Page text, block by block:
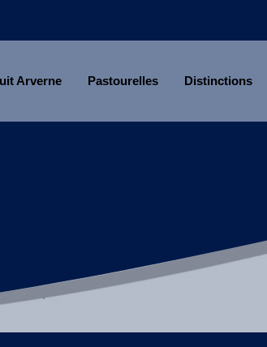
Arverne Pastourelles Distinctions